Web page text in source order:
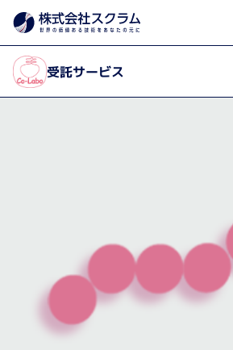
Home
受託サービス